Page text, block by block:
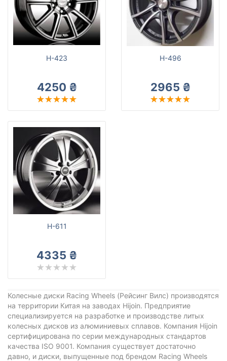
H-423
4250 ₴
H-496
2965 ₴
H-611
4335 ₴
Колесные диски Racing Wheels (Рейсинг Вилс) производятся
на территории Китая на заводах Hijoin. Предприятие
специализируется на разработке и производстве литых
колесных дисков из алюминиевых сплавов. Компания Hijoin
сертифицирована по серии международных стандартов
качества ISO 9001. Компания существует достаточно
давно, и диски, выпущенные под брендом Racing Wheels